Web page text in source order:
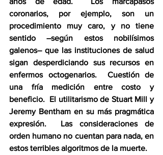
coronarios, por ejemplo, son un
procedimiento muy caro, y no tiene
sentido –según estos nobilísimos
galenos– que las instituciones de salud
sigan desperdiciando sus recursos en
enfermos octogenarios.  Cuestión de
una fría medición entre costo y
beneficio.  El utilitarismo de Stuart Mill y
Jeremy Bentham en su más pragmática
expresión.  Las consideraciones de
orden humano no cuentan para nada, en
estos terribles algoritmos de la muerte.